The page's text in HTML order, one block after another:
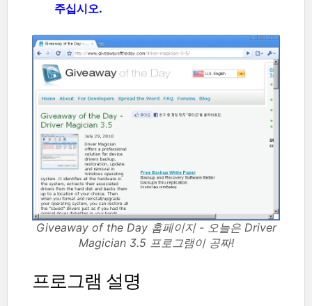
주십시오.
Giveaway of the Day 홈페이지 - 오늘은 Driver
Magician 3.5 프로그램이 공짜!
프로그램 설명